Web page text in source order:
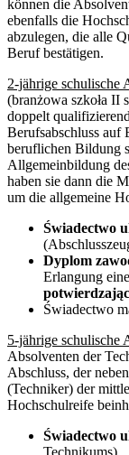
können die
ebenfalls die
abzulegen, die alle
Beruf bestätigen.
2-jährige schulische
(branżowa szkoła II
doppelt
Berufsabschluss auf
beruflichen Bildung
Allgemeinbildung
haben sie dann die
um die allgemeine
Świadectwo
Dyplom
Erlangung
Świadectwo
5-jährige schulische
Absolventen der
Abschluss, der
(Techniker) der
Hochschulreife
Świadectwo